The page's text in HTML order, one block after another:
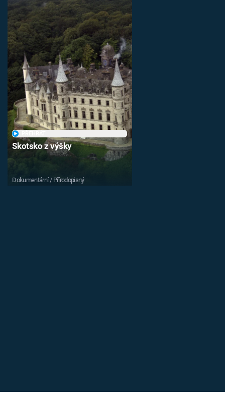
Skotsko z výšky
Dokumentární / Přírodopisný